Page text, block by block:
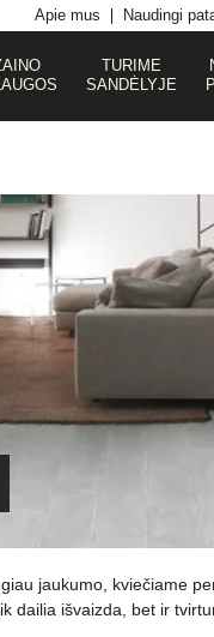
Apie mus Naudingi
TURIME
SANDĖLYJE
jaukumo, kviečiame
dailia išvaizda, bet ir